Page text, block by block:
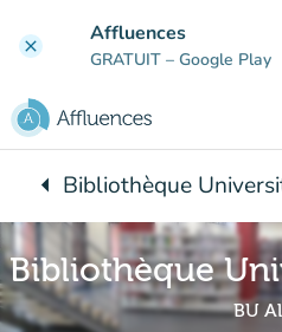
clear Affluences
GRATUIT – Google Play
arrow_leftRetour à :
Bibliothèque
Bibliothèque
BU